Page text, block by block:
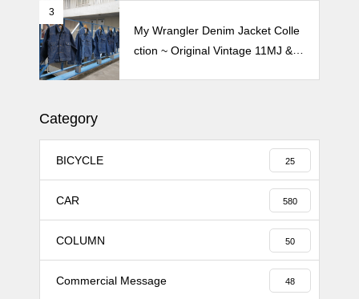
3
My Wrangler Denim Jacket Colle
ction ~ Original Vintage 11MJ & 1
Category
BICYCLE 25
CAR 580
COLUMN 50
Commercial Message 48